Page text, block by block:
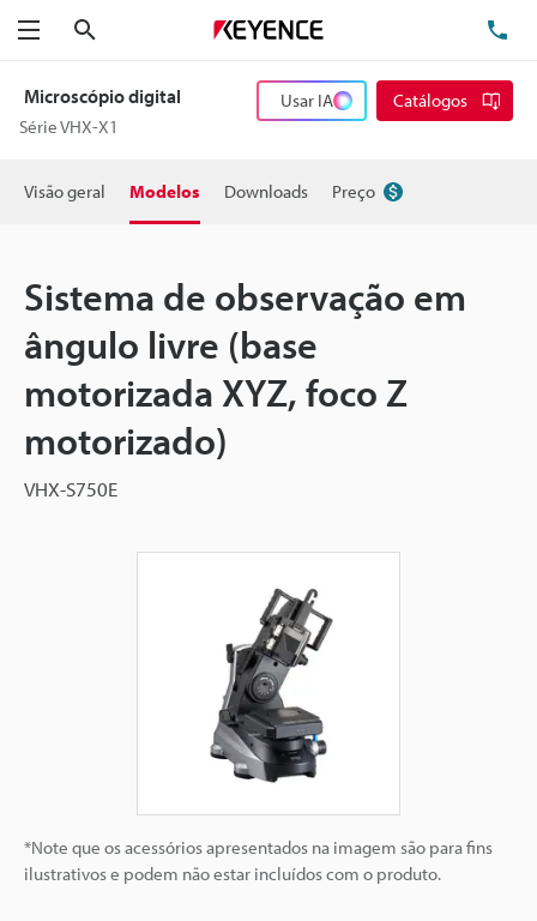
Menu
Microscópio digital
Série VHX-X1
Usar IA Catálogos
Visão geral Modelos Downloads Preço
Sistema de observação em
ângulo livre (base
motorizada XYZ, foco Z
motorizado)
VHX-S750E
*Note que os acessórios apresentados na imagem são para fins
ilustrativos e podem não estar incluídos com o produto.